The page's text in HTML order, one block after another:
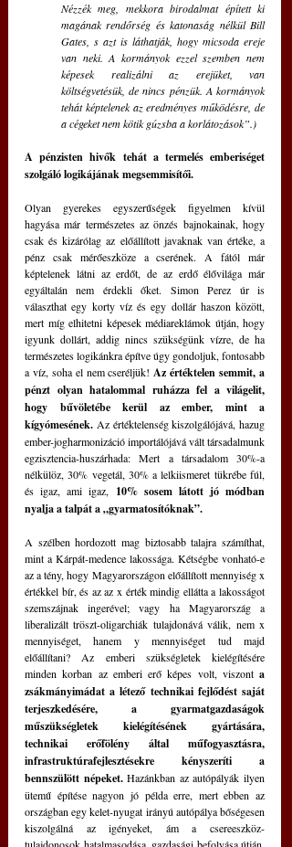
Nézzék meg, mekkora birodalmat épített ki
magának rendőrség és katonaság nélkül Bill
Gates, s azt is láthatják, hogy micsoda ereje
van neki. A kormányok ezzel szemben nem
képesek realizálni az erejüket, van
költségvetésük, de nincs pénzük. A kormányok
tehát képtelenek az eredményes működésre, de
a cégeket nem kötik gúzsba a korlátozások”.)
A pénzisten hivők tehát a termelés emberiséget
szolgáló logikájának megsemmisítői.
Olyan gyerekes egyszerűségek figyelmen kívül
hagyása már természetes az önzés bajnokainak, hogy
csak és kizárólag az előállított javaknak van értéke, a
pénz csak mérőeszköze a cserének. A fától már
képtelenek látni az erdőt, de az erdő élővilága már
egyáltalán nem érdekli őket. Simon Perez úr is
választhat egy korty víz és egy dollár haszon között,
mert míg elhitetni képesek médiareklámok útján, hogy
igyunk dollárt, addig nincs szükségünk vízre, de ha
természetes logikánkra építve úgy gondoljuk, fontosabb
a víz, soha el nem cseréljük! Az értéktelen semmit, a
pénzt olyan hatalommal ruházza fel a világelit,
hogy bűvöletébe kerül az ember, mint a
kígyómesének. Az értéktelenség kiszolgálójává, hazug
ember-jogharmonizáció importálójává vált társadalmunk
egzisztencia-huszárhada: Mert a társadalom 30%-a
nélkülöz, 30% vegetál, 30% a lelkiismeret tükrébe fúl,
és igaz, ami igaz, 10% sosem látott jó módban
nyalja a talpát a „gyarmatosítóknak”.
A szélben hordozott mag biztosabb talajra számíthat,
mint a Kárpát-medence lakossága. Kétségbe vonható-e
az a tény, hogy Magyarországon előállított mennyiség x
értékkel bír, és az az x érték mindig ellátta a lakosságot
szemszájnak ingerével; vagy ha Magyarország a
liberalizált tröszt-oligarchiák tulajdonává válik, nem x
mennyiséget, hanem y mennyiséget tud majd
előállítani? Az emberi szükségletek kielégítésére
minden korban az emberi erő képes volt, viszont a
zsákmányimádat a létező technikai fejlődést saját
terjeszkedésére, a gyarmatgazdaságok
műszükségletek kielégítésének gyártására,
technikai erőfölény által műfogyasztásra,
infrastruktúrafejlesztésekre kényszeríti a
bennszülött népeket. Hazánkban az autópályák ilyen
ütemű építése nagyon jó példa erre, mert ebben az
országban egy kelet-nyugat irányú autópálya bőségesen
kiszolgálná az igényeket, ám a csereeszköz-